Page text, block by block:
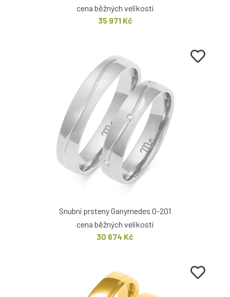
cena běžných velikostí
35 971 Kč
Snubní prsteny Ganymedes O-201
cena běžných velikostí
30 674 Kč